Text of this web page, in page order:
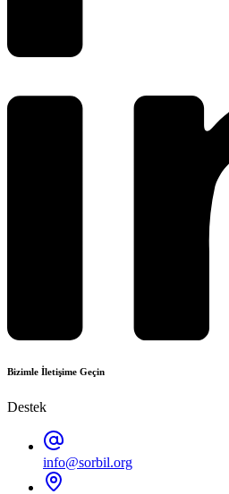
Bizimle İletişime Geçin
Destek
info@sorbil.org